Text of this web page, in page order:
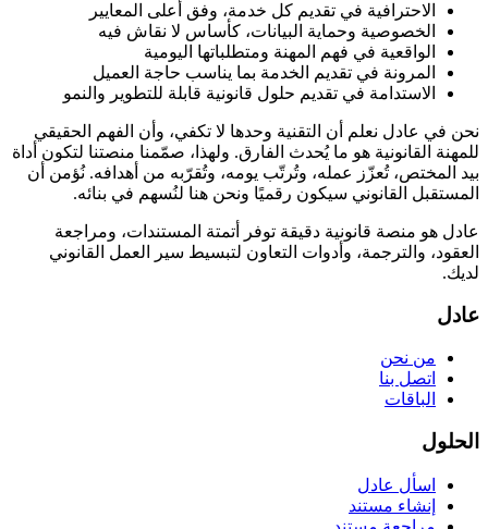
الاحترافية في تقديم كل خدمة، وفق أعلى المعايير
الخصوصية وحماية البيانات، كأساس لا نقاش فيه
الواقعية في فهم المهنة ومتطلباتها اليومية
المرونة في تقديم الخدمة بما يناسب حاجة العميل
الاستدامة في تقديم حلول قانونية قابلة للتطوير والنمو
نحن في عادل نعلم أن التقنية وحدها لا تكفي، وأن الفهم الحقيقي
للمهنة القانونية هو ما يُحدث الفارق. ولهذا، صمّمنا منصتنا لتكون أداة
بيد المختص، تُعزّز عمله، وتُرتّب يومه، وتُقرّبه من أهدافه. نُؤمن أن
المستقبل القانوني سيكون رقميًا ونحن هنا لنُسهم في بنائه.
عادل هو منصة قانونية دقيقة توفر أتمتة المستندات، ومراجعة
العقود، والترجمة، وأدوات التعاون لتبسيط سير العمل القانوني
لديك.
عادل
من نحن
اتصل بنا
الباقات
الحلول
اسأل عادل
إنشاء مستند